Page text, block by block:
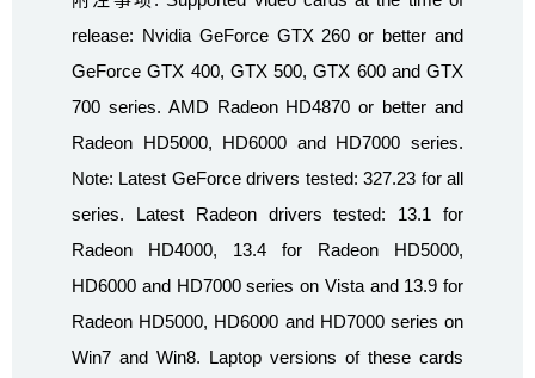
release: Nvidia GeForce GTX 260 or better and
GeForce GTX 400, GTX 500, GTX 600 and GTX
700 series. AMD Radeon HD4870 or better and
Radeon HD5000, HD6000 and HD7000 series.
Note: Latest GeForce drivers tested: 327.23 for all
series. Latest Radeon drivers tested: 13.1 for
Radeon HD4000, 13.4 for Radeon HD5000,
HD6000 and HD7000 series on Vista and 13.9 for
Radeon HD5000, HD6000 and HD7000 series on
Win7 and Win8. Laptop versions of these cards